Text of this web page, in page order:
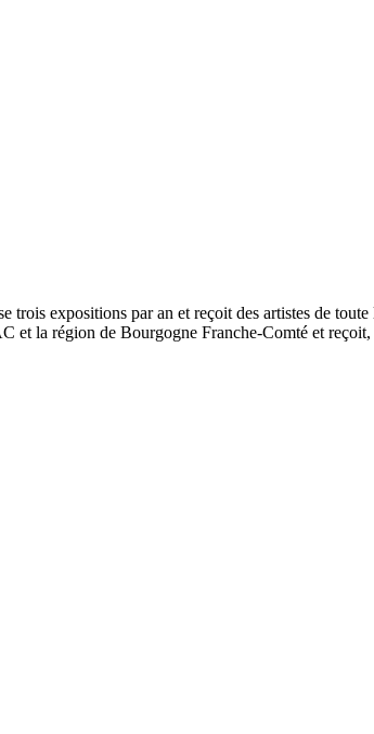
expositions par an et reçoit des artistes de toute
et la région de Bourgogne Franche-Comté et